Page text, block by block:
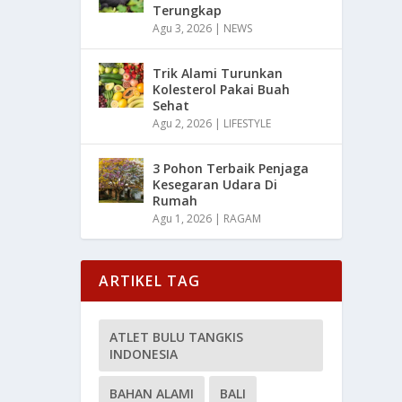
Terungkap
Agu 3, 2026 | NEWS
Trik Alami Turunkan
Kolesterol Pakai Buah
Sehat
Agu 2, 2026 | LIFESTYLE
3 Pohon Terbaik Penjaga
Kesegaran Udara Di
Rumah
Agu 1, 2026 | RAGAM
ARTIKEL TAG
ATLET BULU TANGKIS
INDONESIA
BAHAN ALAMI BALI